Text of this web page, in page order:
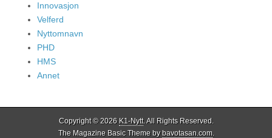
Innovasjon
Velferd
Nyttomnavn
PHD
HMS
Annet
Copyright © 2026 K1-Nytt. All Rights Reserved.
The Magazine Basic Theme bybavotasan.com.